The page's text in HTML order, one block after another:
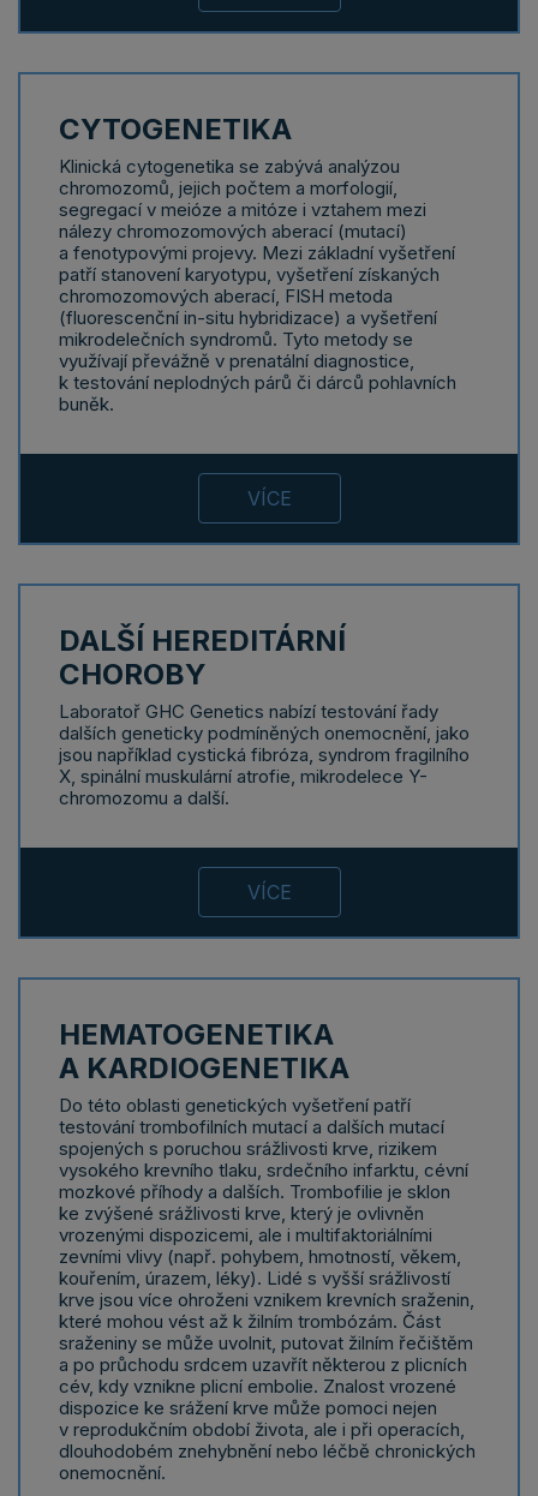
CYTOGENETIKA
Klinická cytogenetika se zabývá analýzou
chromozomů, jejich počtem a morfologií,
segregací v meióze a mitóze i vztahem mezi
nálezy chromozomových aberací (mutací)
a fenotypovými projevy. Mezi základní vyšetření
patří stanovení karyotypu, vyšetření získaných
chromozomových aberací, FISH metoda
(fluorescenční in-situ hybridizace) a vyšetření
mikrodelečních syndromů. Tyto metody se
využívají převážně v prenatální diagnostice,
k testování neplodných párů či dárců pohlavních
buněk.
VÍCE
DALŠÍ HEREDITÁRNÍ
CHOROBY
Laboratoř GHC Genetics nabízí testování řady
dalších geneticky podmíněných onemocnění, jako
jsou například cystická fibróza, syndrom fragilního
X, spinální muskulární atrofie, mikrodelece Y-
chromozomu a další.
VÍCE
HEMATOGENETIKA
A KARDIOGENETIKA
Do této oblasti genetických vyšetření patří
testování trombofilních mutací a dalších mutací
spojených s poruchou srážlivosti krve, rizikem
vysokého krevního tlaku, srdečního infarktu, cévní
mozkové příhody a dalších. Trombofilie je sklon
ke zvýšené srážlivosti krve, který je ovlivněn
vrozenými dispozicemi, ale i multifaktoriálními
zevními vlivy (např. pohybem, hmotností, věkem,
kouřením, úrazem, léky). Lidé s vyšší srážlivostí
krve jsou více ohroženi vznikem krevních sraženin,
které mohou vést až k žilním trombózám. Část
sraženiny se může uvolnit, putovat žilním řečištěm
a po průchodu srdcem uzavřít některou z plicních
cév, kdy vznikne plicní embolie. Znalost vrozené
dispozice ke srážení krve může pomoci nejen
v reprodukčním období života, ale i při operacích,
dlouhodobém znehybnění nebo léčbě chronických
onemocnění.